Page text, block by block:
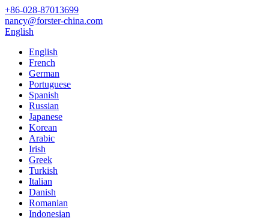
+86-028-87013699
nancy@forster-china.com
English
English
French
German
Portuguese
Spanish
Russian
Japanese
Korean
Arabic
Irish
Greek
Turkish
Italian
Danish
Romanian
Indonesian